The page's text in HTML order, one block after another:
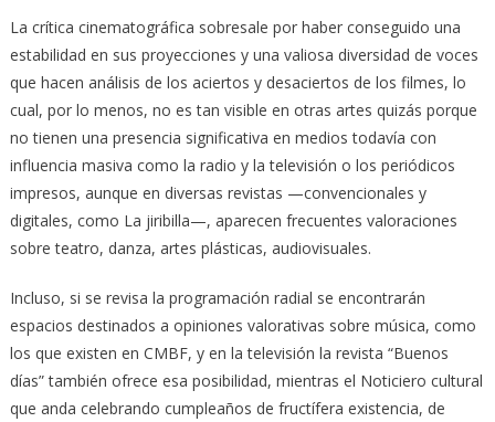
La crítica cinematográfica sobresale por haber conseguido una
estabilidad en sus proyecciones y una valiosa diversidad de voces
que hacen análisis de los aciertos y desaciertos de los filmes, lo
cual, por lo menos, no es tan visible en otras artes quizás porque
no tienen una presencia significativa en medios todavía con
influencia masiva como la radio y la televisión o los periódicos
impresos, aunque en diversas revistas —convencionales y
digitales, como La jiribilla—, aparecen frecuentes valoraciones
sobre teatro, danza, artes plásticas, audiovisuales.
Incluso, si se revisa la programación radial se encontrarán
espacios destinados a opiniones valorativas sobre música, como
los que existen en CMBF, y en la televisión la revista “Buenos
días” también ofrece esa posibilidad, mientras el Noticiero cultural
que anda celebrando cumpleaños de fructífera existencia, de